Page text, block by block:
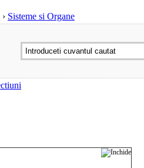
› Sisteme si Organe